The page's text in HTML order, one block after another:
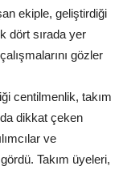
ekiple, geliştirdiği
dört sırada yer
gözler
centilmenlik, takım
da dikkat çeken
ve
Takım üyeleri,